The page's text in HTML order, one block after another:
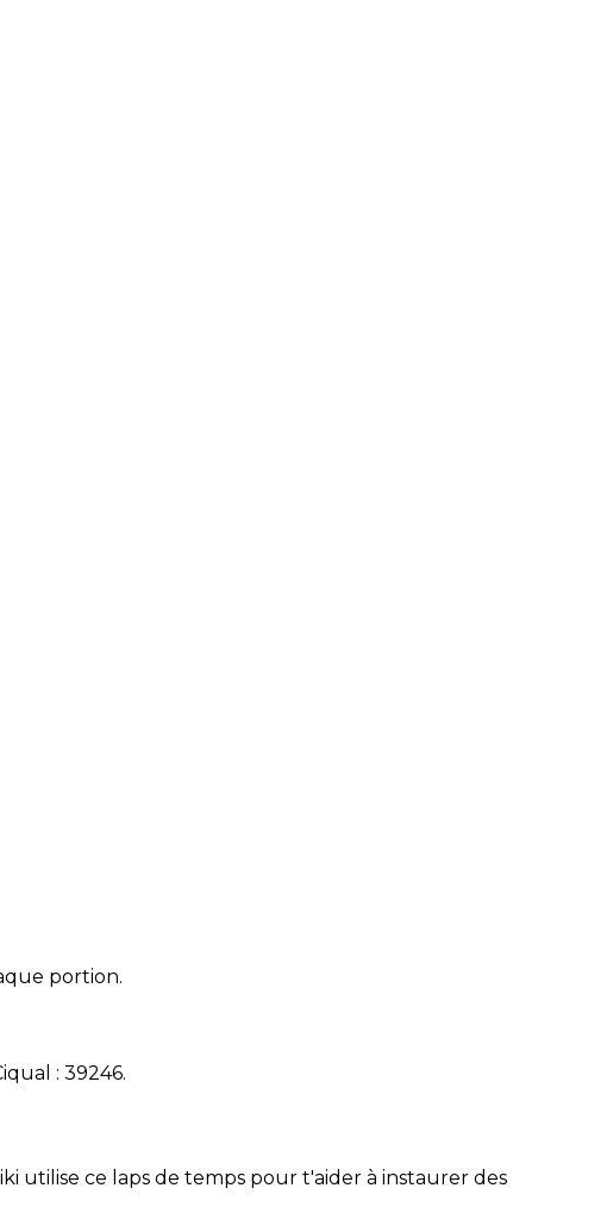
portion.
: 39246.
utilise ce laps de temps pour t'aider à instaurer des